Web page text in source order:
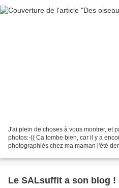
J'ai plein de choses à vous montrer, et
photos:-(( Ca tombe bien, car il y a
photographiés chez ma maman l'été
Le SALsuffit a son blog !